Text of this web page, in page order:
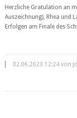
Herzliche Gratulation an
Auszeichnung), Rhea und
Erfolgen am Finale des
02.06.2023 12:24 von